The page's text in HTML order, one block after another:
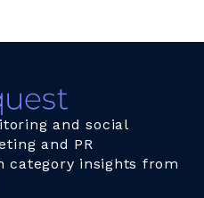
and social
and PR
category insights from